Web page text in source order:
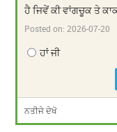
ਹੈ ਜਿਵੇਂ ਕੀ ਵਾਂਗਚੂਕ ਤੇ
Posted on: 2026-07-20
ਹਾਂ ਜੀ
ਨਤੀਜੇ ਦੇਖੋ